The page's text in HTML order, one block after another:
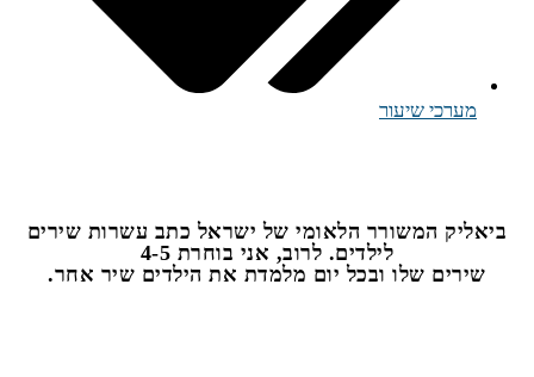
מערכי שיעור
ביאליק המשורר הלאומי של ישראל כתב עשרות שירים
לילדים. לרוב, אני בוחרת 4-5
שירים שלו ובכל יום מלמדת את הילדים שיר אחר.